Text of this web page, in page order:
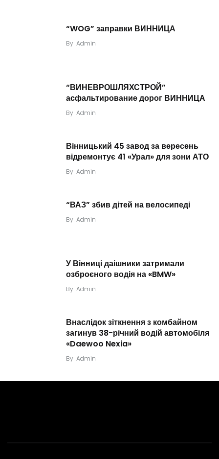
“WOG” заправки ВИННИЦА
By Admin
“ВИНЕВРОШЛЯХСТРОЙ”
асфальтирование дорог ВИННИЦА
By Admin
Вінницький 45 завод за вересень
відремонтує 41 «Урал» для зони АТО
By Admin
“ВАЗ” збив дітей на велосипеді
By Admin
У Вінниці даішники затримали
озброєного водія на «BMW»
By Admin
Внаслідок зіткнення з комбайном
загинув 38-річний водій автомобіля
«Daewoo Nexia»
By Admin